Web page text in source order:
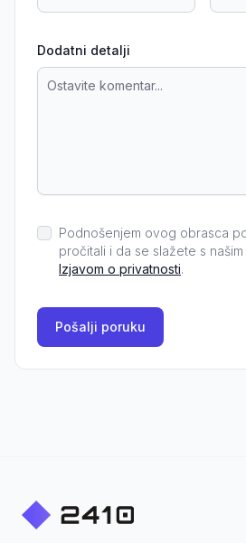
Dodatni detalji
Podnošenjem ovog obrasca
pročitali i da se slažete s našim
Izjavom o privatnosti.
Pošalji poruku